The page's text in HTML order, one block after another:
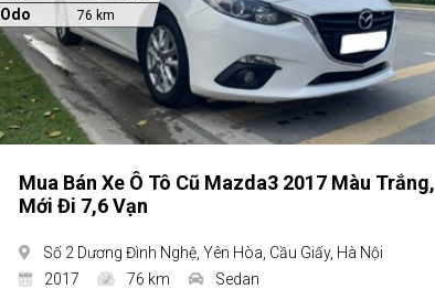
Odo 76 km
Mua Bán Xe Ô Tô Cũ Mazda3 2017 Màu Trắng,
Mới Đi 7,6 Vạn
Số 2 Dương Đình Nghệ, Yên Hòa, Cầu Giấy, Hà Nội
2017
76 km Sedan